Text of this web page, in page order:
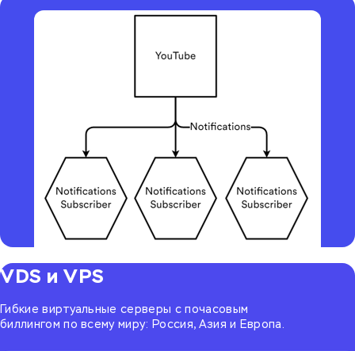
VDS и VPS
Гибкие виртуальные серверы с почасовым
биллингом по всему миру: Россия, Азия и Европа.